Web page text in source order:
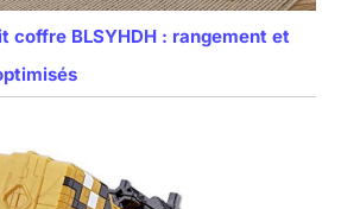
coffre BLSYHDH : rangement et